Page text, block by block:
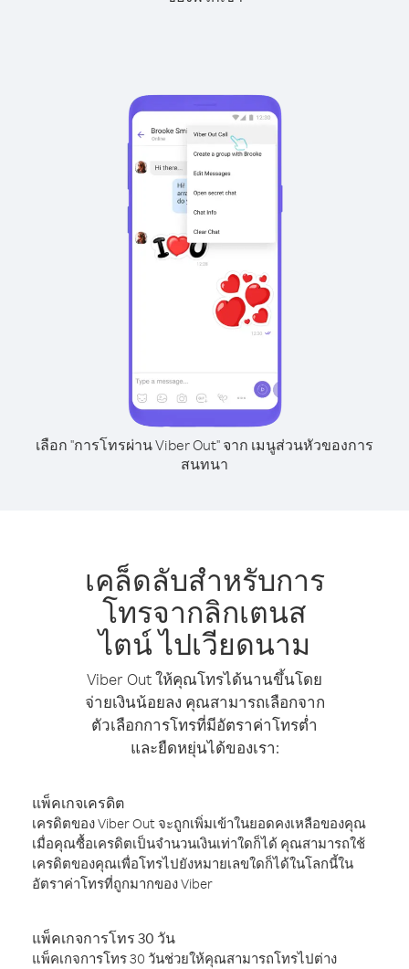
เลือก "การโทรผ่าน Viber Out" จาก เมนูส่วนหัวของการ
สนทนา
เคล็ดลับสำหรับการ
โทรจากลิกเตนส
ไตน์ ไปเวียดนาม
Viber Out ให้คุณโทรได้นานขึ้นโดย
จ่ายเงินน้อยลง คุณสามารถเลือกจาก
ตัวเลือกการโทรที่มีอัตราค่าโทรต่ำ
และยืดหยุ่นได้ของเรา:
แพ็คเกจเครดิต
เครดิตของ Viber Out จะถูกเพิ่มเข้าในยอดคงเหลือของคุณ
เมื่อคุณซื้อเครดิตเป็นจำนวนเงินเท่าใดก็ได้ คุณสามารถใช้
เครดิตของคุณเพื่อโทรไปยังหมายเลขใดก็ได้ในโลกนี้ใน
อัตราค่าโทรที่ถูกมากของ Viber
แพ็คเกจการโทร 30 วัน
แพ็คเกจการโทร 30 วันช่วยให้คุณสามารถโทรไปต่าง